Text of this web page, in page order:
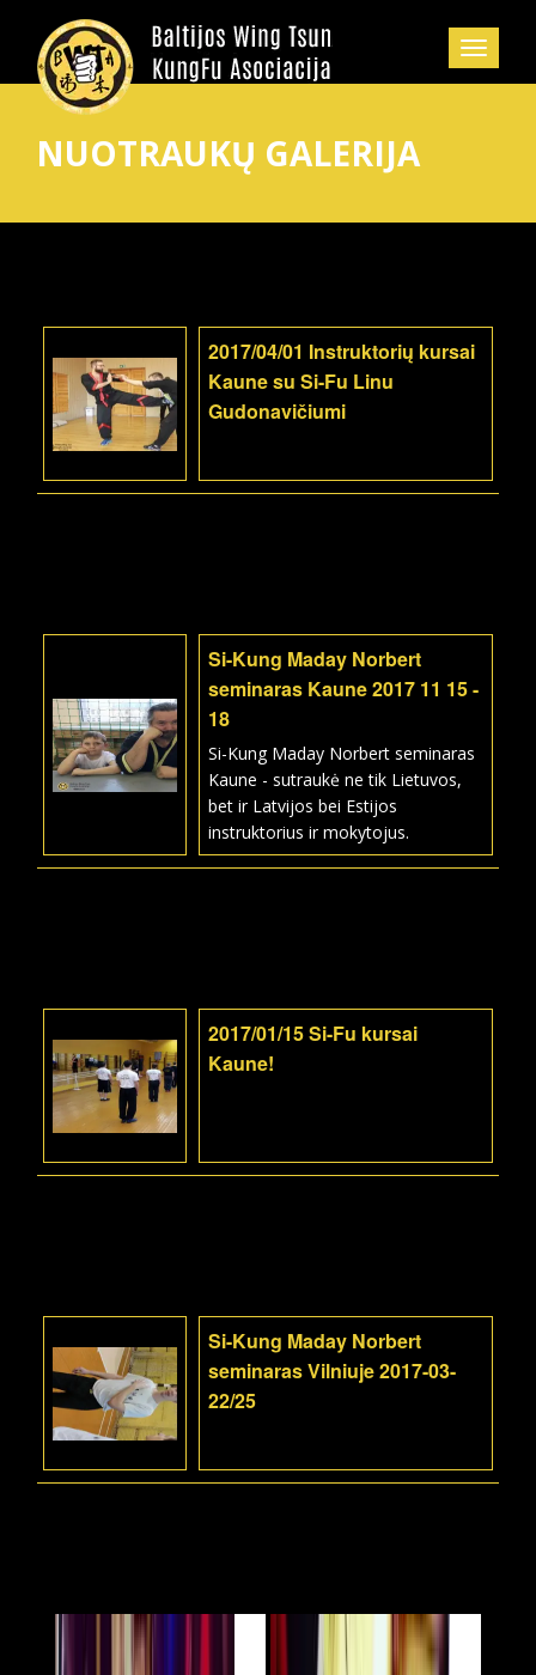
NUOTRAUKŲ GALERIJA
2017/04/01 Instruktorių kursai
Kaune su Si-Fu Linu
Gudonavičiumi
Si-Kung Maday Norbert
seminaras Kaune 2017 11 15 -
18
Si-Kung Maday Norbert seminaras
Kaune - sutraukė ne tik Lietuvos,
bet ir Latvijos bei Estijos
instruktorius ir mokytojus.
2017/01/15 Si-Fu kursai
Kaune!
Si-Kung Maday Norbert
seminaras Vilniuje 2017-03-
22/25